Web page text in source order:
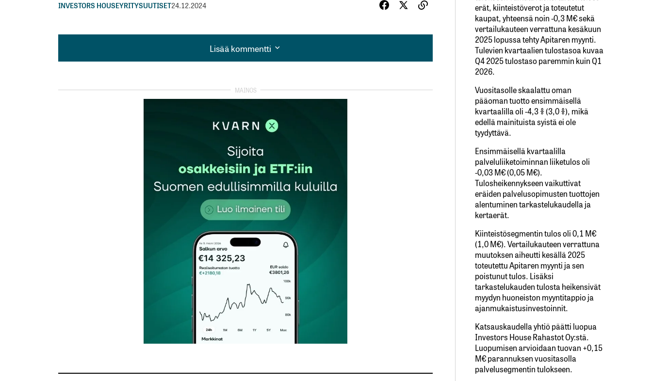
INVESTORS HOUSEYRITYSUUTISET24.12.2024
Lisää kommentti
Lisää kommentti
Pakolliset kentät on merkitty
Sähköpostiosoitteesi
erät, kiinteistöverot ja toteutetut
kaupat, yhteensä noin -0,3 M€ sekä
vertailukauteen verrattuna kesäkuun
2025 lopussa tehty Apitaren myynti.
Tulevien kvartaalien tulostasoa kuvaa
Q4 2025 tulostaso paremmin kuin Q1
2026.
Vuositasolle skaalattu oman
pääoman tuotto ensimmäisellä
kvartaalilla oli -4,3 % (3,0 %), mikä
edellä mainituista syistä ei ole
tyydyttävä.
Ensimmäisellä kvartaalilla
palveluliiketoiminnan liiketulos oli
-0,03 M€ (0,05 M€).
Tulosheikennykseen vaikuttivat
eräiden palvelusopimusten tuottojen
alentuminen tarkastelukaudella ja
kertaerät.
Kiinteistösegmentin tulos oli 0,1 M€
(1,0 M€). Vertailukauteen verrattuna
muutoksen aiheutti kesällä 2025
toteutettu Apitaren myynti ja sen
poistunut tulos. Lisäksi
tarkastelukauden tulosta heikensivät
myydyn huoneiston myyntitappio ja
ajanmukaistusinvestoinnit.
Katsauskaudella yhtiö päätti luopua
Investors House Rahastot Oy:stä.
Luopumisen arvioidaan tuovan +0,15
M€ parannuksen vuositasolla
palvelusegmentin tulokseen.